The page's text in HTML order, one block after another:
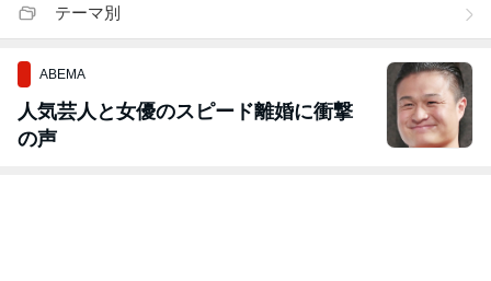
テーマ別
ABEMA
人気芸人と女優のスピード離婚に衝撃
の声